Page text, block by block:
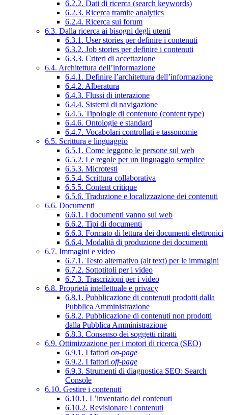
6.2.2. Dati di ricerca (search keywords)
6.2.3. Ricerca tramite analytics
6.2.4. Ricerca sui forum
6.3. Dalla ricerca ai bisogni degli utenti
6.3.1. User stories per definire i contenuti
6.3.2. Job stories per definire i contenuti
6.3.3. Criteri di accettazione
6.4. Architettura dell’informazione
6.4.1. Definire l’architettura dell’informazione
6.4.2. Alberatura
6.4.3. Flussi di interazione
6.4.4. Sistemi di navigazione
6.4.5. Tipologie di contenuto (content type)
6.4.6. Ontologie e standard
6.4.7. Vocabolari controllati e tassonomie
6.5. Scrittura e linguaggio
6.5.1. Come leggono le persone sul web
6.5.2. Le regole per un linguaggio semplice
6.5.3. Microtesti
6.5.4. Scrittura collaborativa
6.5.5. Content critique
6.5.6. Traduzione e localizzazione dei contenuti
6.6. Documenti
6.6.1. I documenti vanno sul web
6.6.2. Tipi di documenti
6.6.3. Formato di lettura dei documenti elettronici
6.6.4. Modalità di produzione dei documenti
6.7. Immagini e video
6.7.1. Testo alternativo (alt text) per le immagini
6.7.2. Sottotitoli per i video
6.7.3. Trascrizioni per i video
6.8. Proprietà intellettuale e privacy
6.8.1. Pubblicazione di contenuti prodotti dalla
Pubblica Amministrazione
6.8.2. Pubblicazione di contenuti non prodotti
dalla Pubblica Amministrazione
6.8.3. Consenso dei soggetti ritratti
6.9. Ottimizzazione per i motori di ricerca (SEO)
6.9.1. I fattori on-page
6.9.2. I fattori off-page
6.9.3. Strumenti di diagnostica SEO: Search
Console
6.10. Gestire i contenuti
6.10.1. L’inventario dei contenuti
6.10.2. Revisionare i contenuti